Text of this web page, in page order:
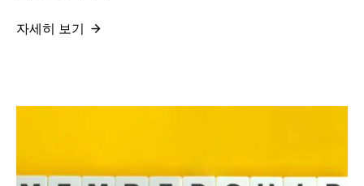
자세히 보기